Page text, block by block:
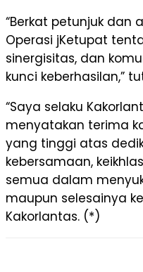
“Berkat petunjuk dan
Operasi jKetupat
sinergisitas, dan
kunci keberhasilan,”
“Saya selaku
menyatakan terima
yang tinggi atas
kebersamaan,
semua dalam
maupun selesainya
Kakorlantas. (*)